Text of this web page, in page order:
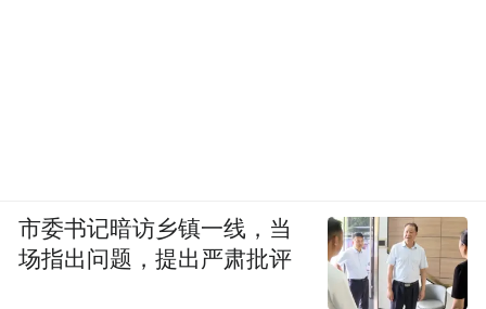
市委书记暗访乡镇一线，当
场指出问题，提出严肃批评